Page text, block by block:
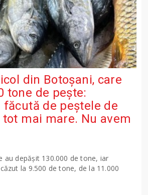
din Botoşani, care
tone de peşte:
făcută de peştele de
mai mare. Nu avem
au depăşit 130.000 de tone, iar
la 9.500 de tone, de la 11.000